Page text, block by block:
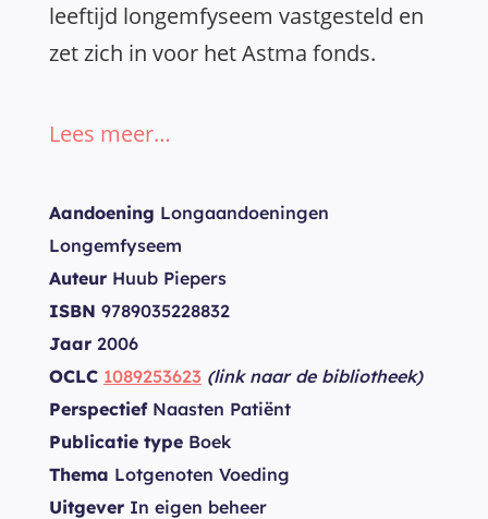
leeftijd longemfyseem vastgesteld en
zet zich in voor het Astma fonds.
Lees meer…
Aandoening Longaandoeningen
Longemfyseem
Auteur Huub Piepers
ISBN 9789035228832
Jaar 2006
OCLC 1089253623 (link naar de bibliotheek)
PerspectiefNaasten Patiënt
Publicatie type Boek
Thema Lotgenoten Voeding
Uitgever In eigen beheer